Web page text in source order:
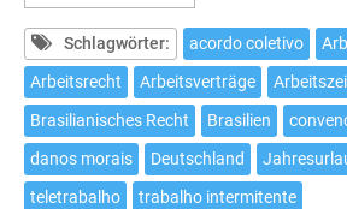
in
Brasilien
Schlagwörter: acordo coletivo
Arbeitsrecht
Arbeitsverträge
Brasilianisches Recht
Brasilien
danos morais
Deutschland
teletrabalho
trabalho intermitente